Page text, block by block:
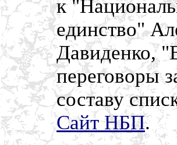
к
единство"
Давиденко,
переговоры
составу
Сайт НБП.